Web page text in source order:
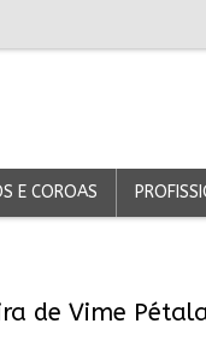
E COROAS
de Vime